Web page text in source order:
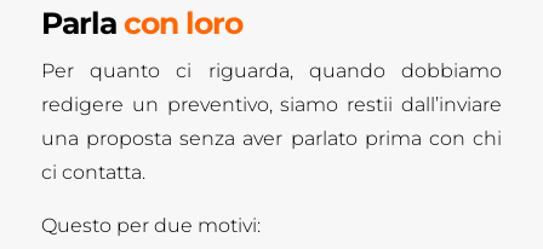
Parla con loro
Per quanto ci riguarda, quando dobbiamo
redigere un preventivo, siamo restii dall’inviare
una proposta senza aver parlato prima con chi
ci contatta.
Questo per due motivi: